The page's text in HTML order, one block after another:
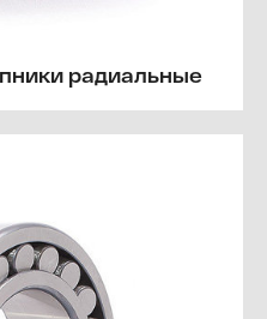
радиальные